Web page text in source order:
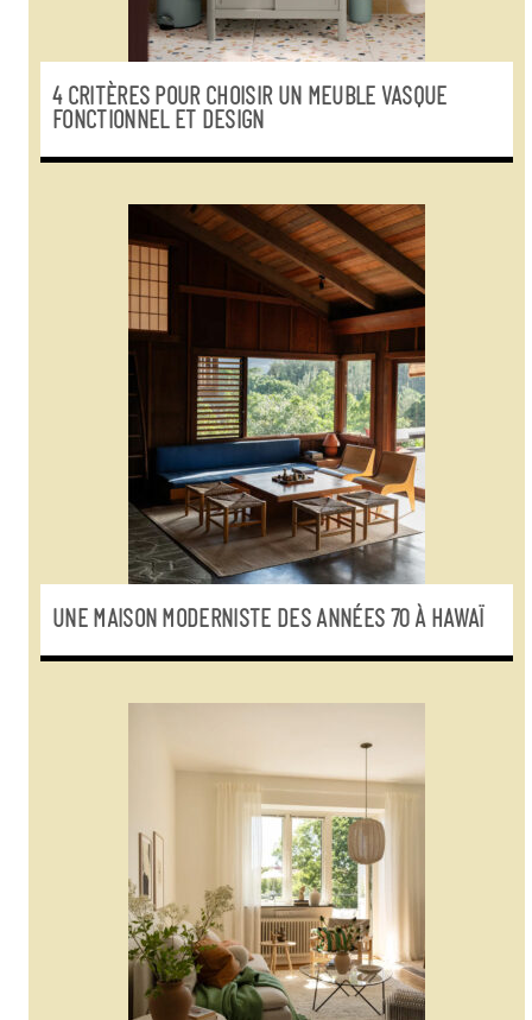
4 CRITÈRES POUR CHOISIR UN MEUBLE VASQUE
FONCTIONNEL ET DESIGN
UNE MAISON MODERNISTE DES ANNÉES 70 À HAWAÏ